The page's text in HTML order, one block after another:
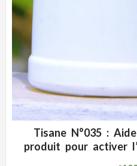
ADD WISHLIST
Tisane N°035 :
produit pour activer